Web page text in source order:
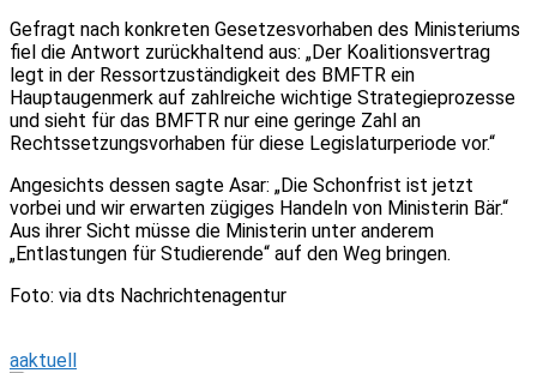
Gefragt nach konkreten Gesetzesvorhaben des Ministeriums
fiel die Antwort zurückhaltend aus: „Der Koalitionsvertrag
legt in der Ressortzuständigkeit des BMFTR ein
Hauptaugenmerk auf zahlreiche wichtige Strategieprozesse
und sieht für das BMFTR nur eine geringe Zahl an
Rechtssetzungsvorhaben für diese Legislaturperiode vor.“
Angesichts dessen sagte Asar: „Die Schonfrist ist jetzt
vorbei und wir erwarten zügiges Handeln von Ministerin Bär.“
Aus ihrer Sicht müsse die Ministerin unter anderem
„Entlastungen für Studierende“ auf den Weg bringen.
Foto: via dts Nachrichtenagentur
aaktuell